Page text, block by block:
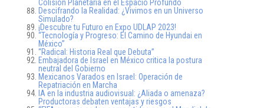
Colisión Planetaria en el Espacio Profundo
Descifrando la Realidad: ¿Vivimos en un Universo
Simulado?
¡Descubre tu Futuro en Expo UDLAP 2023!
“Tecnología y Progreso: El Camino de Hyundai en
México”
“Radical: Historia Real que Debuta”
Embajadora de Israel en México critica la postura
neutral del Gobierno
Mexicanos Varados en Israel: Operación de
Repatriación en Marcha
IA en la industria audiovisual: ¿Aliada o amenaza?
Productoras debaten ventajas y riesgos